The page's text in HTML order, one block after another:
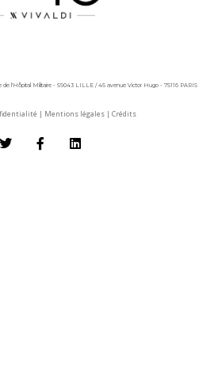
de l'Hôpital Militaire - 59043 LILLE / 45 avenue Victor Hugo - 75116 PARIS
| Mentions légales | Crédits